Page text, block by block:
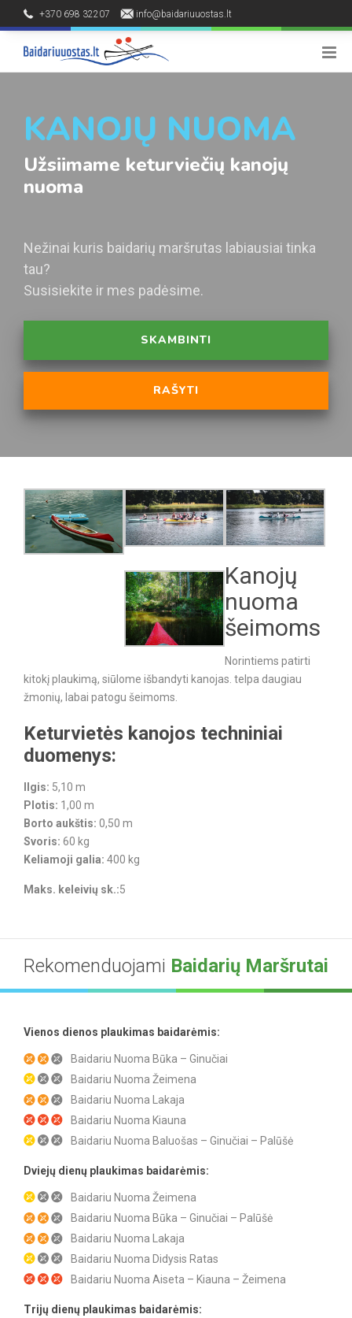
+370 698 32207 info@baidariuuostas.lt
Palūšės kaimas, Ignalinos raj.
KANOJŲ NUOMA
Užsiimame keturviečių kanojų
nuoma
Nežinai kuris baidarių maršrutas labiausiai tinka
tau?
Susisiekite ir mes padėsime.
SKAMBINTI
RAŠYTI
Kanojų
nuoma
šeimoms
Norintiems patirti
kitokį plaukimą, siūlome išbandyti kanojas. telpa daugiau
žmonių, labai patogu šeimoms.
Keturvietės kanojos techniniai
duomenys:
Ilgis: 5,10 m
Plotis: 1,00 m
Borto aukštis: 0,50 m
Svoris: 60 kg
Keliamoji galia: 400 kg
Maks. keleivių sk.:5
Rekomenduojami Baidarių Maršrutai
Vienos dienos plaukimas baidarėmis:
Baidariu Nuoma Būka – Ginučiai
Baidariu Nuoma Žeimena
Baidariu Nuoma Lakaja
Baidariu Nuoma Kiauna
Baidariu Nuoma Baluošas – Ginučiai – Palūšė
Dviejų dienų plaukimas baidarėmis:
Baidariu Nuoma Žeimena
Baidariu Nuoma Būka – Ginučiai – Palūšė
Baidariu Nuoma Lakaja
Baidariu Nuoma Didysis Ratas
Baidariu Nuoma Aiseta – Kiauna – Žeimena
Trijų dienų plaukimas baidarėmis: